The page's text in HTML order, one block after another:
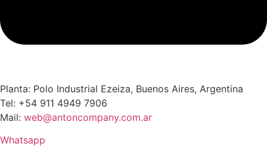
Planta: Polo Industrial Ezeiza, Buenos Aires, Argentina
Tel: +54 911 4949 7906
Mail: web@antoncompany.com.ar
Whatsapp